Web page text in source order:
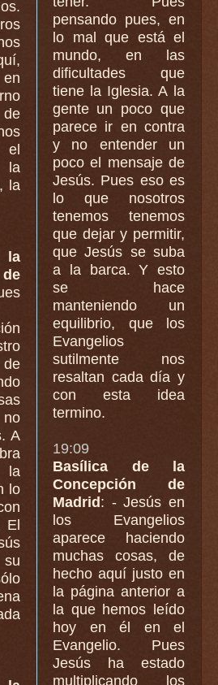
la
la
la
de
A
la
lo
El
pensando pues, en
lo mal que está el
mundo, en las
dificultades que
tiene la Iglesia. A la
gente un poco que
parece ir en contra
y no entender un
poco el mensaje de
Jesús. Pues eso es
lo que nosotros
tenemos tenemos
que dejar y permitir,
que Jesús se suba
a la barca. Y esto
se hace
manteniendo un
equilibrio, que los
Evangelios
sutilmente nos
resaltan cada día y
con esta idea
termino.
19:09
Basílica de la
Concepción de
Madrid: - Jesús en
los Evangelios
aparece haciendo
muchas cosas, de
hecho aquí justo en
la página anterior a
la que hemos leído
hoy en él en el
Evangelio. Pues
Jesús ha estado
multiplicando los